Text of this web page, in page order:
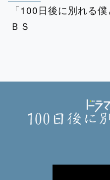
「100⽇後に別れる
ＢＳ